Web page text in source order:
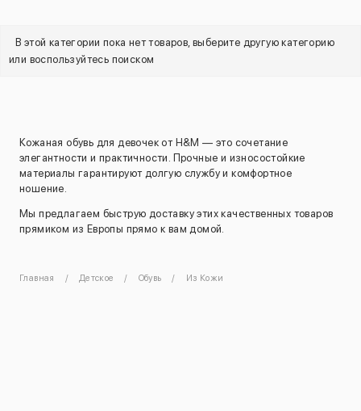
В этой категории пока нет товаров, выберите другую категорию
или воспользуйтесь поиском
Кожаная обувь для девочек от H&M — это сочетание
элегантности и практичности. Прочные и износостойкие
материалы гарантируют долгую службу и комфортное
ношение.
Мы предлагаем быструю доставку этих качественных товаров
прямиком из Европы прямо к вам домой.
Главная Детское Обувь Из Кожи